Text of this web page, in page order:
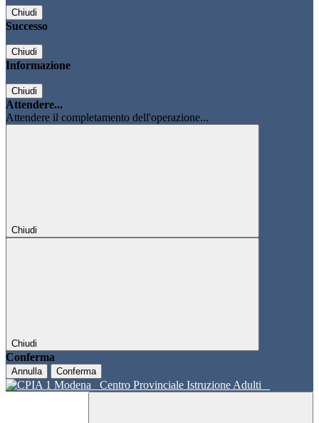
Chiudi
Successo
Chiudi
Informazione
Chiudi
Attendere...
Attendere il completamento dell'operazione...
Chiudi
Chiudi
Conferma
Annulla Conferma
Centro Provinciale Istruzione Adulti